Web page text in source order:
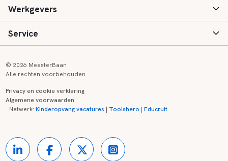
Speciaal (basis) onderwijs
Voortgezet onderwijs
Kinderopvang
Aanmelden
Vacatures
Zij-instroom informatie
Onderwijsregio's
Werkgevers
Inloggen
Registreren
Contact
Service
Onderwijs links
Partners
© 2026 MeesterBaan
Alle rechten voorbehouden
Privacy en cookie verklaring
Algemene voorwaarden
Netwerk:Kinderopvang vacatures | Toolshero |Educruit